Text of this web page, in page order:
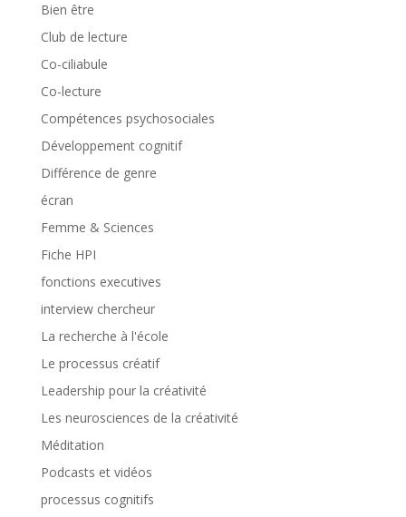
Bien être
Club de lecture
Co-ciliabule
Co-lecture
Compétences psychosociales
Développement cognitif
Différence de genre
écran
Femme & Sciences
Fiche HPI
fonctions executives
interview chercheur
La recherche à l'école
Le processus créatif
Leadership pour la créativité
Les neurosciences de la créativité
Méditation
Podcasts et vidéos
processus cognitifs